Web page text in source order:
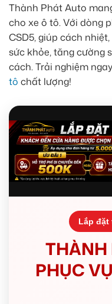
Thành Phát Auto
cho xe ô tô. Với dòng
CSD5, giúp cách
sức khỏe, tăng cường
cách. Trải nghiệm ngay
tô chất lượng!
Lắp đặt
THÀNH
PHỤC